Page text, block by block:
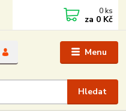
Menu
Hledat
0 ks
za 0 Kč